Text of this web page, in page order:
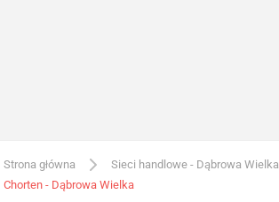
Strona główna Sieci handlowe - Dąbrowa Wielka
Chorten - Dąbrowa Wielka